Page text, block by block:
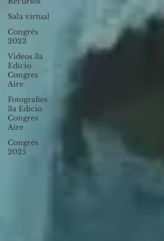
Sala virtual
Congrés
2023
Videos 3a
Edicio
Congres
Aire
Fotografies
3a Edicio
Congres
Aire
Congrés
2025